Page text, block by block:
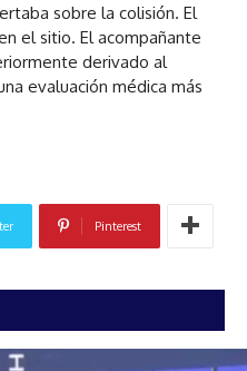
sobre la colisión. El
el sitio. El acompañante
derivado al
evaluación médica más
Pinterest